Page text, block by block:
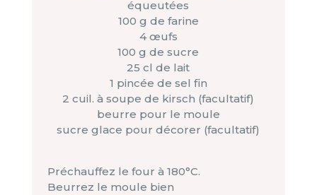
équeutées
100 g de farine
4 œufs
100 g de sucre
25 cl de lait
1 pincée de sel fin
2 cuil. à soupe de kirsch (facultatif)
beurre pour le moule
sucre glace pour décorer (facultatif)
Préchauffez le four à 180°C.
Beurrez le moule bien